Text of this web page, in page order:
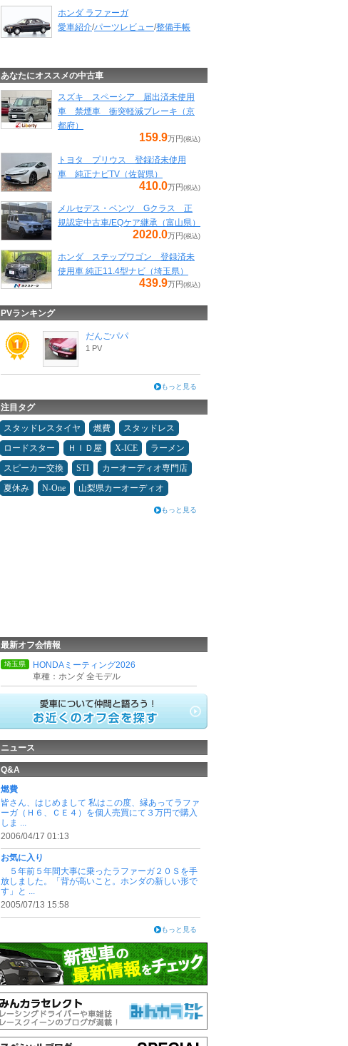
ホンダ ラファーガ
愛車紹介/パーツレビュー/整備手帳
あなたにオススメの中古車
スズキ スペーシア 届出済未使用
車 禁煙車 衝突軽減ブレーキ（京
都府）
159.9万円 (税込)
トヨタ プリウス 登録済未使用
車 純正ナビTV（佐賀県）
410.0万円 (税込)
メルセデス・ベンツ Gクラス 正
規認定中古車/EQケア継承（富山県）
2020.0万円 (税込)
ホンダ ステップワゴン 登録済未
使用車 純正11.4型ナビ（埼玉県）
439.9万円 (税込)
PVランキング
だんごパパ
1 PV
もっと見る
注目タグ
スタッドレスタイヤ 燃費
スタッドレス
ロードスター
ＨＩＤ屋 X-ICE
ラーメン
スピーカー交換
STI
カーオーディオ専門店
夏休み
N-One 山梨県カーオーディオ
もっと見る
最新オフ会情報
埼玉県
HONDAミーティング2026
車種：ホンダ 全モデル
ニュース
Q&A
燃費
皆さん、はじめまして 私はこの度、縁あってラファ
ーガ（Ｈ６、ＣＥ４）を個人売買にて３万円で購入
しま ...
2006/04/17 01:13
お気に入り
５年前５年間大事に乗ったラファーガ２０Ｓを手
放しました。「背が高いこと。ホンダの新しい形で
す」と ...
2005/07/13 15:58
もっと見る